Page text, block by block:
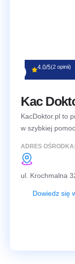
4.0/5(2 opinii)
Kac
KacDoktor.pl to
w szybkiej
ADRES OŚRODKA:
ul. Krochmalna
Dowiedz się